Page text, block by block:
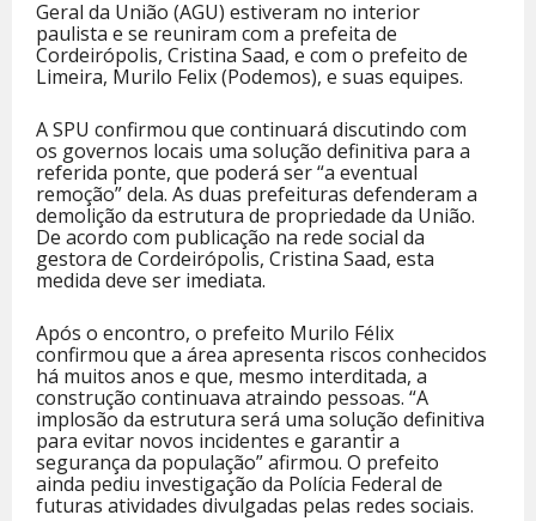
Geral da União (AGU) estiveram no interior
paulista e se reuniram com a prefeita de
Cordeirópolis, Cristina Saad, e com o prefeito de
Limeira, Murilo Felix (Podemos), e suas equipes.
A SPU confirmou que continuará discutindo com
os governos locais uma solução definitiva para a
referida ponte, que poderá ser “a eventual
remoção” dela. As duas prefeituras defenderam a
demolição da estrutura de propriedade da União.
De acordo com publicação na rede social da
gestora de Cordeirópolis, Cristina Saad, esta
medida deve ser imediata.
Após o encontro, o prefeito Murilo Félix
confirmou que a área apresenta riscos conhecidos
há muitos anos e que, mesmo interditada, a
construção continuava atraindo pessoas. “A
implosão da estrutura será uma solução definitiva
para evitar novos incidentes e garantir a
segurança da população” afirmou. O prefeito
ainda pediu investigação da Polícia Federal de
futuras atividades divulgadas pelas redes sociais.